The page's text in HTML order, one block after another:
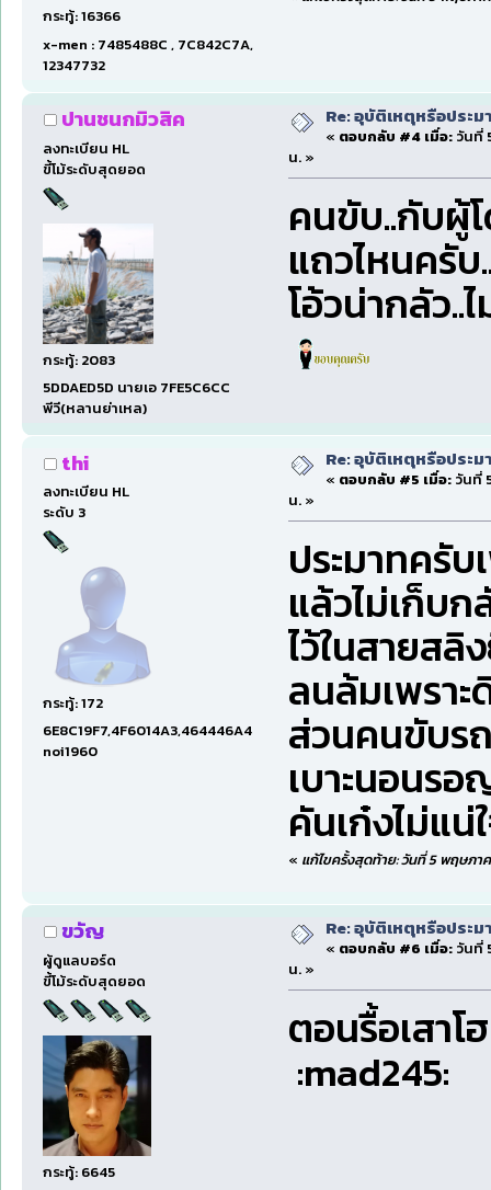
กระทู้: 16366
x-men : 7485488C , 7C842C7A,
12347732
ปานชนกมิวสิค
ลงทะเบียน HL
ขี้โม้ระดับสุดยอด
กระทู้: 2083
5DDAED5D นายเอ 7FE5C6CC
พีวี(หลานย่าเหล)
Re: อุบัติเหตุหรือประม
« ตอบกลับ #4 เมื่อ:วันที่
น. »
คนขับ..กับผู้
แถวไหนครั
โอ้วน่ากลัว..
thi
ลงทะเบียน HL
ระดับ 3
กระทู้: 172
6E8C19F7,4F6014A3,464446A4
noi1960
Re: อุบัติเหตุหรือประม
« ตอบกลับ #5 เมื่อ:วันที่
น. »
ประมาทครั
แล้วไม่เก็บ
ไว้ในสายส
ลนล้มเพรา
ส่วนคนขับร
เบาะนอนร
คันเก๋งไม่แน่
« แก้ไขครั้งสุดท้าย: วันที่ 5 พฤษภา
ขวัญ
ผู้ดูแลบอร์ด
ขี้โม้ระดับสุดยอด
กระทู้: 6645
Re: อุบัติเหตุหรือประม
« ตอบกลับ #6 เมื่อ:วันที่
น. »
ตอนรื้อเสา
:mad245: